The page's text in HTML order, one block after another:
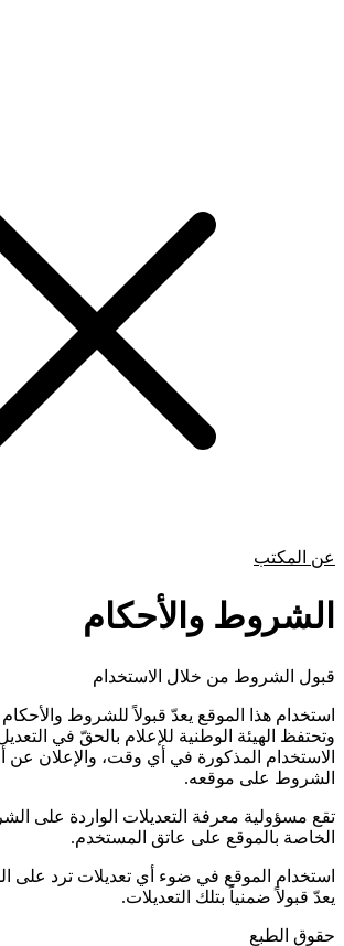
عن المكتب
الشروط والأحكام
قبول الشروط من خلال الاستخدام
استخدام هذا الموقع يعدّ قبولاً للشروط والأحكام
وتحتفظ الهيئة الوطنية للإعلام بالحقّ في
الاستخدام المذكورة في أي وقت، والإعلان عن
الشروط على موقعه.
تقع مسؤولية معرفة التعديلات الواردة على
الخاصة بالموقع على عاتق المستخدم.
استخدام الموقع في ضوء أي تعديلات ترد على
يعدّ قبولاً ضمنياً بتلك التعديلات.
حقوق الطبع